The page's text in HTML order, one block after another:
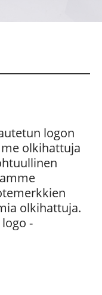
logon
olkihattuja
olkihattuja.
-